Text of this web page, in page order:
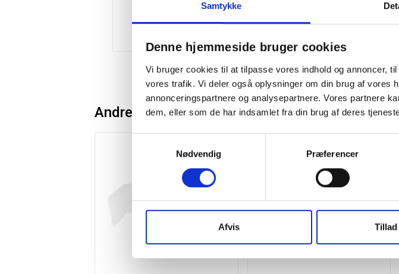
Samtykke
Denne hjemmeside bruger cookies
Vi bruger cookies til at tilpasse vores indhold og annoncer,
vores trafik. Vi deler også oplysninger om din brug af vores
annonceringspartnere og analysepartnere. Vores partnere
dem, eller som de har indsamlet fra din brug af deres
Nødvendig
Præferencer
Afvis Tillad
Andre kunder købte også